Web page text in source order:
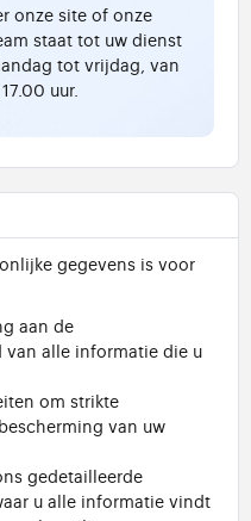
onze site of onze
staat tot uw dienst
tot vrijdag, van
uur.
gegevens is voor
aan de
alle informatie die u
om strikte
van uw
gedetailleerde
u alle informatie vindt